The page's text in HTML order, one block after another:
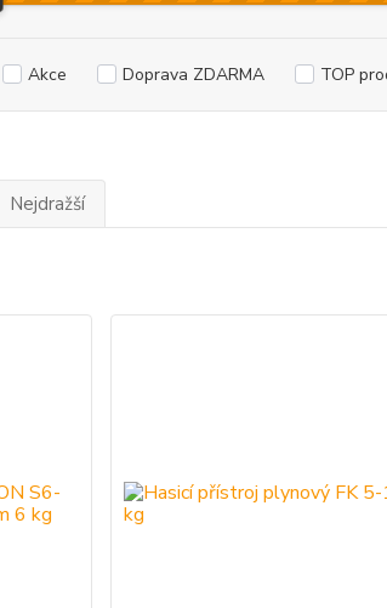
Akce Doprava ZDARMA TOP
Nejdražší